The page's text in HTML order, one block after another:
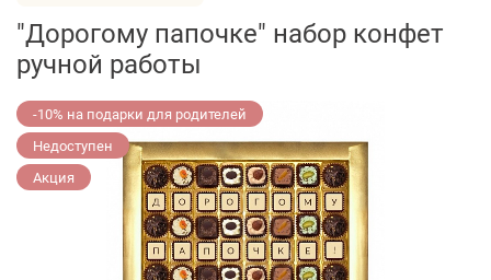
"Дорогому папочке" набор конфет
ручной работы
-10% на подарки для родителей
Недоступен
Акция